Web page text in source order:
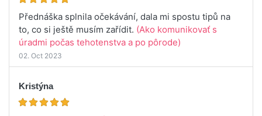
Přednáška splnila očekávání, dala mi spostu tipů na
to, co si ještě musím zařídit. (Ako komunikovať s
úradmi počas tehotenstva a po pôrode)
02. Oct 2023
Kristýna